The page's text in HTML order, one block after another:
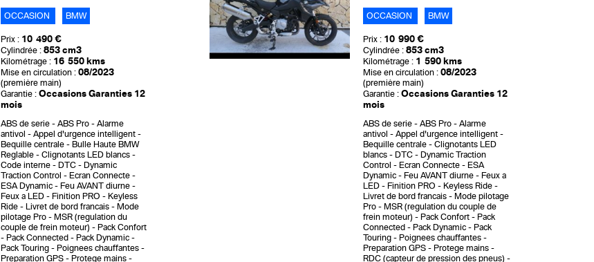
OCCASION BMW
Prix : 10 490 €
Cylindrée : 853 cm3
Kilométrage : 16 550 kms
Mise en circulation : 08/2023
(première main)
Garantie : Occasions Garanties 12
mois
ABS de serie ABS Pro
Alarme
antivol
Appel d'urgence intelligent
Bequille centrale
Bulle Haute BMW
Reglable
Clignotants LED blancs
Code interne
DTC - Dynamic
Traction Control
Ecran Connecte
ESA Dynamic
Feu AVANT diurne
Feux a LED
Finition PRO
Keyless
Ride
Livret de bord francais
Mode
pilotage Pro
MSR (regulation du
couple de frein moteur)
Pack Confort
Pack Connected
Pack Dynamic
Pack Touring
Poignees chauffantes
Preparation GPS
Protege mains
OCCASION BMW
Prix : 10 990 €
Cylindrée : 853 cm3
Kilométrage : 1 590 kms
Mise en circulation : 08/2023
(première main)
Garantie : Occasions Garanties 12
mois
ABS de serie ABS Pro
Alarme
antivol
Appel d'urgence intelligent
Bequille centrale
Clignotants LED
blancs
DTC - Dynamic Traction
Control
Ecran Connecte
ESA
Dynamic
Feu AVANT diurne
Feux a
LED
Finition PRO
Keyless Ride
Livret de bord francais
Mode pilotage
Pro
MSR (regulation du couple de
frein moteur)
Pack Confort
Pack
Connected
Pack Dynamic
Pack
Touring
Poignees chauffantes
Preparation GPS
Protege mains
RDC (capteur de pression des pneus)